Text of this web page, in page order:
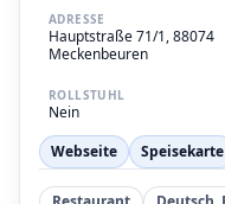
ADRESSE
Hauptstraße 71/1, 88074
Meckenbeuren
ROLLSTUHL
Nein
Webseite
Speisekarte